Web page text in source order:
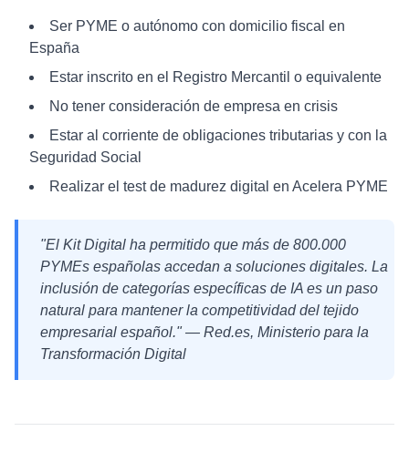
Ser PYME o autónomo con domicilio fiscal en
España
Estar inscrito en el Registro Mercantil o equivalente
No tener consideración de empresa en crisis
Estar al corriente de obligaciones tributarias y con la
Seguridad Social
Realizar el test de madurez digital en Acelera PYME
"El Kit Digital ha permitido que más de 800.000
PYMEs españolas accedan a soluciones digitales. La
inclusión de categorías específicas de IA es un paso
natural para mantener la competitividad del tejido
empresarial español." — Red.es, Ministerio para la
Transformación Digital